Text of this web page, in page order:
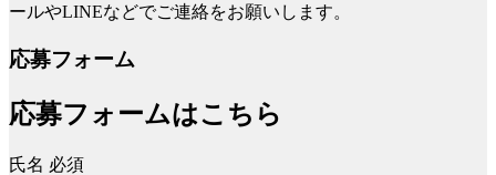
ールやLINEなどでご連絡をお願いします。
応募フォーム
応募フォームはこちら
氏名 必須